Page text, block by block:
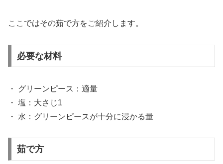
ここではその茹で方をご紹介します。
必要な材料
・ グリーンピース：適量
・ 塩：大さじ1
・ 水：グリーンピースが十分に浸かる量
茹で方